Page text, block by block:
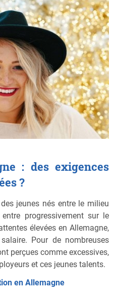
: des exigences
?
jeunes nés entre le milieu
progressivement sur le
élevées en Allemagne,
Pour de nombreuses
perçues comme excessives,
et ces jeunes talents.
en Allemagne